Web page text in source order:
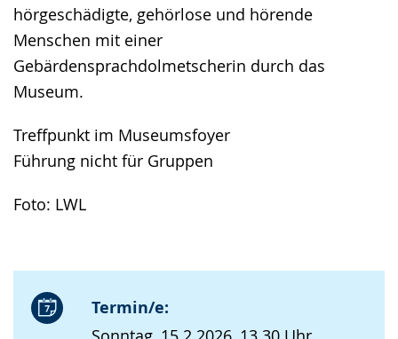
hörgeschädigte, gehörlose und hörende
Menschen mit einer
Gebärdensprachdolmetscherin durch das
Museum.
Treffpunkt im Museumsfoyer
Führung nicht für Gruppen
Foto: LWL
Termin/e: